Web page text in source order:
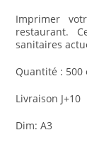
Imprimer
restaurant.
sanitaires
Quantité : 500
Livraison J+10
Dim: A3